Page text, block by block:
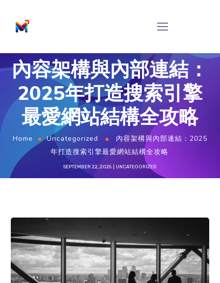
內容架構與內部連結：
2025年打造搜索引擎
最愛網站結構全攻略
Home Uncategorized
內容架構與內部連結：2025
年打造搜索引擎最愛網站結構全攻略
SEPTEMBER 22, 2025 UNCATEGORIZED